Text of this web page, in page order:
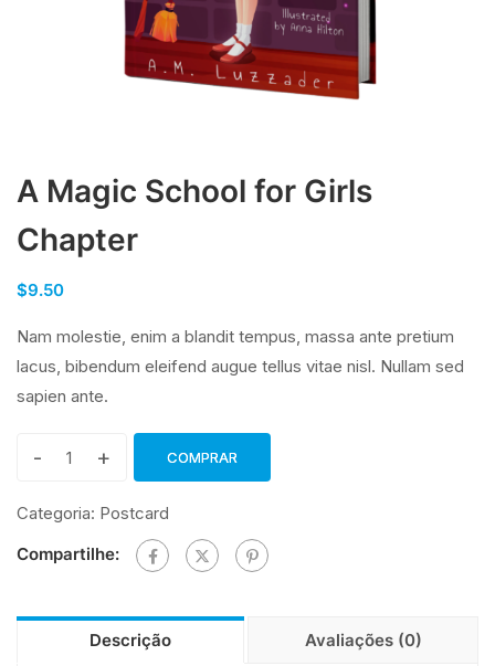
A Magic School for Girls
Chapter
$9.50
Nam molestie, enim a blandit tempus, massa ante pretium
lacus, bibendum eleifend augue tellus vitae nisl. Nullam sed
sapien ante.
-
A
for
Chapter
quantidade
+ COMPRAR
Categoria: Postcard
Compartilhe:
Descrição Avaliações (0)